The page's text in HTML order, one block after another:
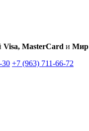
Visa, MasterCard и Мир
30 +7 (963) 711-66-72